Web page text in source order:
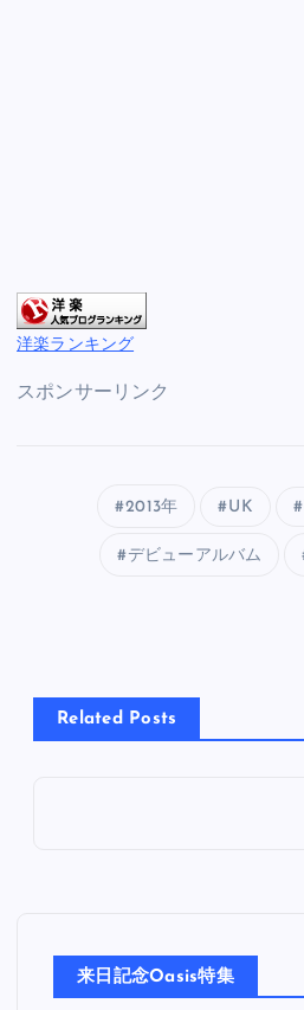
洋楽ランキング
スポンサーリンク
2013年 UK
デビューアルバム
Related Posts
来日記念Oasis特集